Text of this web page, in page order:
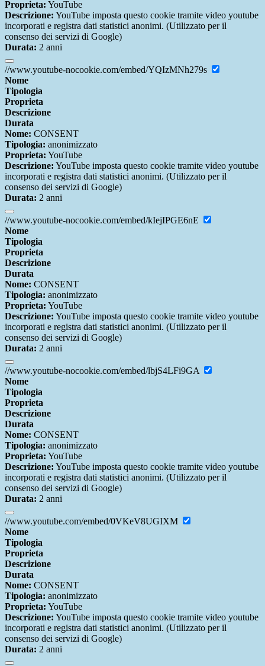
Proprieta: YouTube
Descrizione: YouTube imposta questo cookie tramite video youtube
incorporati e registra dati statistici anonimi. (Utilizzato per il
consenso dei servizi di Google)
Durata: 2 anni
//www.youtube-nocookie.com/embed/YQIzMNh279s
Nome
Tipologia
Proprieta
Descrizione
Durata
Nome: CONSENT
Tipologia: anonimizzato
Proprieta: YouTube
Descrizione: YouTube imposta questo cookie tramite video youtube
incorporati e registra dati statistici anonimi. (Utilizzato per il
consenso dei servizi di Google)
Durata: 2 anni
//www.youtube-nocookie.com/embed/kIejIPGE6nE
Nome
Tipologia
Proprieta
Descrizione
Durata
Nome: CONSENT
Tipologia: anonimizzato
Proprieta: YouTube
Descrizione: YouTube imposta questo cookie tramite video youtube
incorporati e registra dati statistici anonimi. (Utilizzato per il
consenso dei servizi di Google)
Durata: 2 anni
//www.youtube-nocookie.com/embed/lbjS4LFi9GA
Nome
Tipologia
Proprieta
Descrizione
Durata
Nome: CONSENT
Tipologia: anonimizzato
Proprieta: YouTube
Descrizione: YouTube imposta questo cookie tramite video youtube
incorporati e registra dati statistici anonimi. (Utilizzato per il
consenso dei servizi di Google)
Durata: 2 anni
//www.youtube.com/embed/0VKeV8UGIXM
Nome
Tipologia
Proprieta
Descrizione
Durata
Nome: CONSENT
Tipologia: anonimizzato
Proprieta: YouTube
Descrizione: YouTube imposta questo cookie tramite video youtube
incorporati e registra dati statistici anonimi. (Utilizzato per il
consenso dei servizi di Google)
Durata: 2 anni